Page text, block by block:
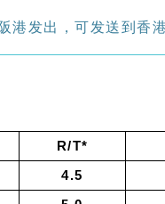
发出，可发送到香
R/T*
4.5